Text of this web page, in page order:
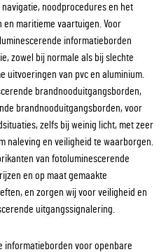
noodprocedures en het
en maritieme vaartuigen. Voor
informatieborden
zowel bij normale als bij slechte
uitvoeringen van pvc en aluminium.
brandnooduitgangsborden,
brandnooduitgangsborden, voor
zelfs bij weinig licht, met zeer
naleving en veiligheid te waarborgen.
van fotoluminescerende
en op maat gemaakte
en zorgen wij voor veiligheid en
uitgangssignalering.
informatieborden voor openbare